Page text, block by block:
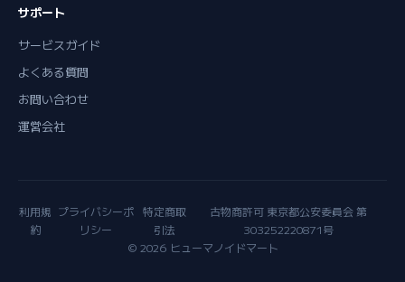
サポート
サービスガイド
よくある質問
お問い合わせ
運営会社
利用規
約
プライバシーポ
リシー
特定商取
引法
古物商許可 東京都公安委員会 第
303252220871号
© 2026 ヒューマノイドマート